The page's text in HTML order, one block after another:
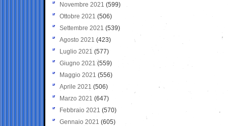
Novembre 2021 (599)
Ottobre 2021 (506)
Settembre 2021 (539)
Agosto 2021 (423)
Luglio 2021 (577)
Giugno 2021(559)
Maggio 2021 (556)
Aprile 2021 (506)
Marzo 2021 (647)
Febbraio 2021 (570)
Gennaio 2021 (605)